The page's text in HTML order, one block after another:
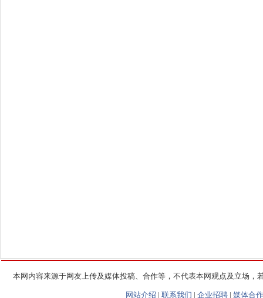
本网内容来源于网友上传及媒体投稿、合作等，不代表本网观点及立场
网站介绍 | 联系我们 | 企业招聘 | 媒体合作